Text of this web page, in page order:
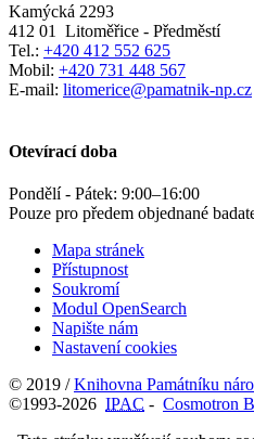
Kamýcká 2293
412 01
Litoměřice - Předměstí
Tel.: +420 412 552 625
Mobil: +420 731 448 567
E-mail: litomerice@pamatnik-np.cz
Otevírací doba
Pondělí - Pátek: 9:00–16:00
Pouze pro předem objednané
Mapa stránek
Přístupnost
Soukromí
Modul OpenSearch
Napište nám
Nastavení cookies
© 2019 /Knihovna Památníku
©1993-2026 IPAC - Cosmotron